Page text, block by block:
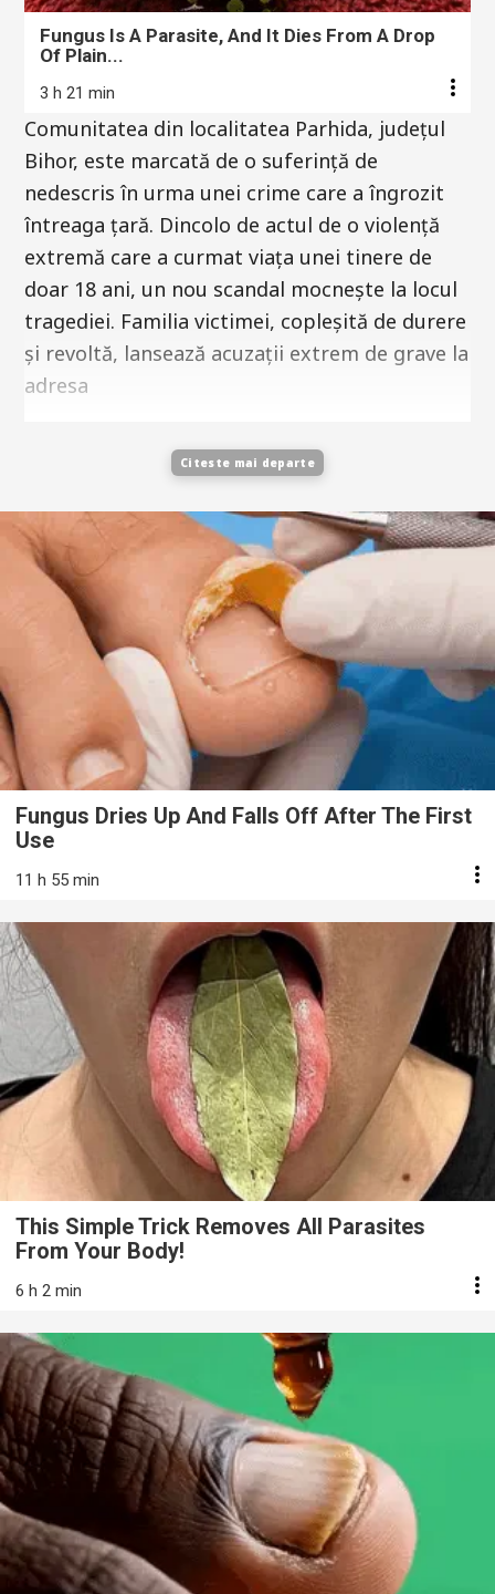
Fungus Is A Parasite, And It Dies From A Drop
Of Plain...
3 h 21 min
Comunitatea din localitatea Parhida, județul
Bihor, este marcată de o suferință de
nedescris în urma unei crime care a îngrozit
întreaga țară. Dincolo de actul de o violență
extremă care a curmat viața unei tinere de
doar 18 ani, un nou scandal mocnește la locul
tragediei. Familia victimei, copleșită de durere
și revoltă, lansează acuzații extrem de grave la
adresa
Citeste mai departe
Fungus Dries Up And Falls Off After The First
Use
11 h 55 min
This Simple Trick Removes All Parasites
From Your Body!
6 h 2 min